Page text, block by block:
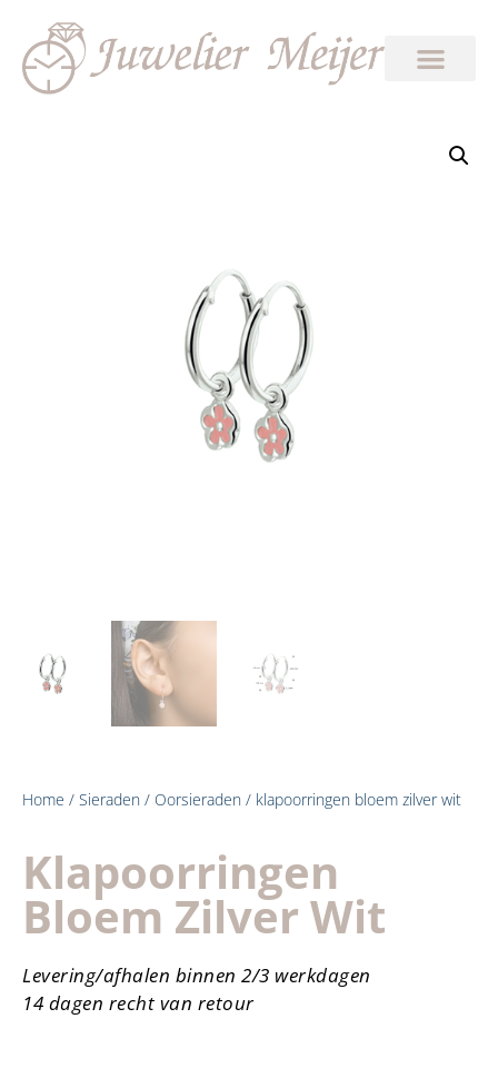
Home / Sieraden / Oorsieraden / klapoorringen bloem zilver wit
Klapoorringen
Bloem Zilver Wit
Levering/afhalen binnen 2/3 werkdagen
14 dagen recht van retour